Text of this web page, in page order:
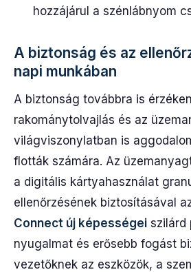
hozzájárul a szénlábnyom
A biztonság és az
napi munkában
A biztonság továbbra is
rakománytolvajlás és az
világviszonylatban is
flották számára. Az
a digitális kártyahasználat
ellenőrzésének biztosításával
Connect új képességei szilárd
nyugalmat és erősebb fogást
vezetőknek az eszközök, a